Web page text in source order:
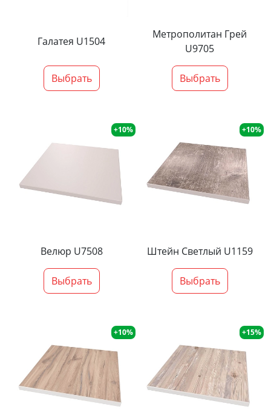
Галатея U1504
Выбрать
Метрополитан Грей
U9705
Выбрать
+10%
Велюр U7508
Выбрать
+10%
Штейн Светлый U1159
Выбрать
+10% +15%